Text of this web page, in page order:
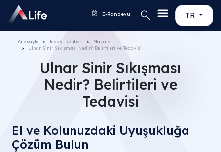
TR
E-Randevu
Anasayfa Tedavi Rehberi
Makale
Ulnar Sinir Sıkışması Nedir? Belirtileri ve Tedavisi
Ulnar Sinir Sıkışması
Nedir? Belirtileri ve
Tedavisi
El ve Kolunuzdaki Uyuşukluğa
Çözüm Bulun